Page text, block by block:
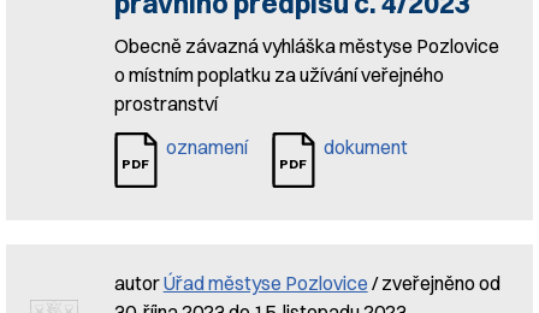
Obecně závazná vyhláška městyse Pozlovice
o místním poplatku za užívání veřejného
prostranství
oznamení
dokument
autorÚřad městyse Pozlovice / zveřejněno od